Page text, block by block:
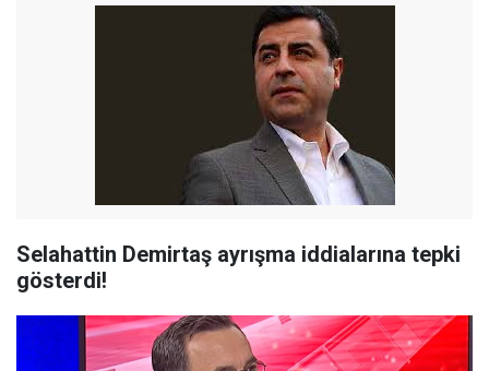
Selahattin Demirtaş ayrışma iddialarına tepki
gösterdi!